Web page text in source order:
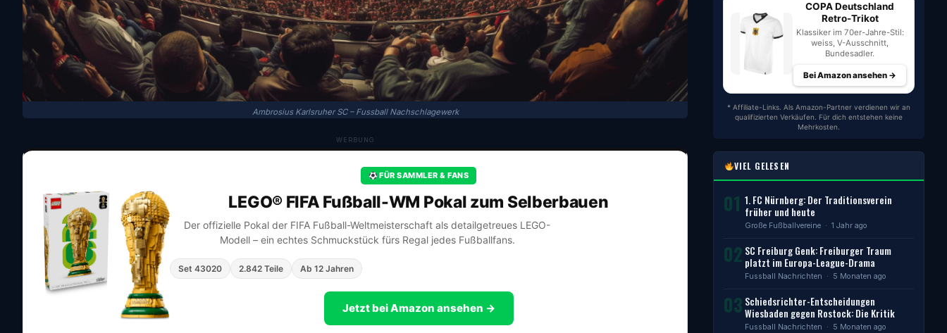
Ambrosius Karlsruher SC – Fussball Nachschlagewerk
WERBUNG
FÜR SAMMLER & FANS
LEGO® FIFA Fußball-WM Pokal zum Selberbauen
Der offizielle Pokal der FIFA Fußball-Weltmeisterschaft als detailgetreues LEGO-
Modell – ein echtes Schmuckstück fürs Regal jedes Fußballfans.
Set 43020 2.842 Teile Ab 12 Jahren
Jetzt bei Amazon ansehen →
COPA Deutschland
Retro-Trikot
Klassiker im 70er-Jahre-Stil:
weiss, V-Ausschnitt,
Bundesadler.
Bei Amazon ansehen →
* Affiliate-Links. Als Amazon-Partner verdienen wir an
qualifizierten Verkäufen. Für dich entstehen keine
Mehrkosten.
VIEL GELESEN
01 1. FC Nürnberg: Der Traditionsverein
früher und heute
Große Fußballvereine · 1 Jahr ago
02 SC Freiburg Genk: Freiburger Traum
platzt im Europa-League-Drama
Fussball Nachrichten · 5 Monaten ago
03 Schiedsrichter-Entscheidungen
Wiesbaden gegen Rostock: Die Kritik
Fussball Nachrichten · 5 Monaten ago